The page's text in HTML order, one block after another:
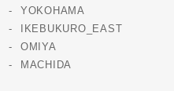
YOKOHAMA
IKEBUKURO_EAST
OMIYA
MACHIDA